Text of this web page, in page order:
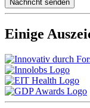
Einige